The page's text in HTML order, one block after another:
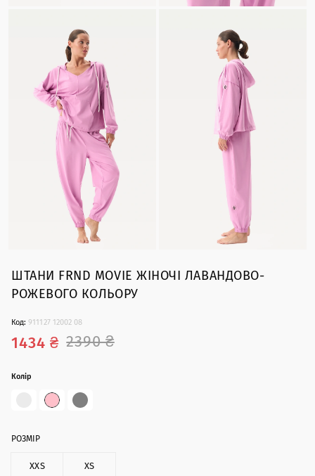
ШТАНИ FRND MOVIE ЖІНОЧІ ЛАВАНДОВО-
РОЖЕВОГО КОЛЬОРУ
Код:911127 12002 08
2390 ₴
1434 ₴
Колір
РОЗМІР
XXS XS